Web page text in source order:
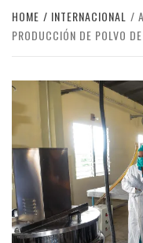
HOME INTERNACIONAL
PRODUCCIÓN DE POLVO